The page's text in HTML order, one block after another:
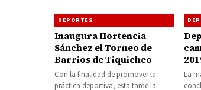
DEPORTES
Inaugura Hortencia
Sánchez el Torneo de
Barrios de Tiquicheo
Con la finalidad de promover la
práctica deportiva, esta tarde la
La